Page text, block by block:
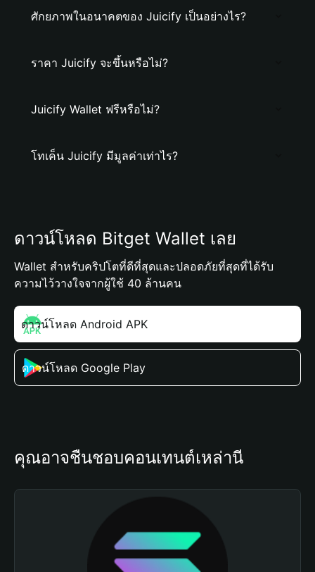
ศักยภาพในอนาคตของ Juicify เป็นอย่างไร?
ราคา Juicify จะขึ้นหรือไม่?
Juicify Wallet ฟรีหรือไม่?
โทเค็น Juicify มีมูลค่าเท่าไร?
ดาวน์โหลด Bitget Wallet เลย
Wallet สำหรับคริปโตที่ดีที่สุดและปลอดภัยที่สุดที่ได้รับ
ความไว้วางใจจากผู้ใช้ 40 ล้านคน
ดาวน์โหลด Android APK
ดาวน์โหลด Google Play
คุณอาจชื่นชอบคอนเทนต์เหล่านี้